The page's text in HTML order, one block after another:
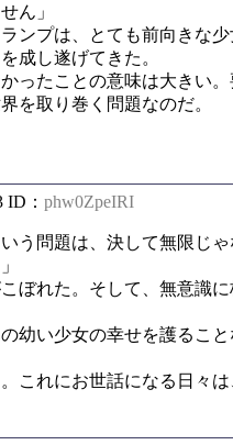
ん」
ンプは、とても前向きな
成し遂げてきた。
たことの意味は大きい。
を取り巻く問題なのだ。
ID： phw0ZpeIRI
う問題は、決して無限じ
れた。そして、無意識に
幼い少女の幸せを護るこ
れにお世話になる日々は